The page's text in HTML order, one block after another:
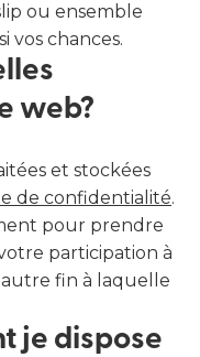
ou ensemble
vos chances.
web?
et stockées
de confidentialité.
pour prendre
participation à
fin à laquelle
je dispose